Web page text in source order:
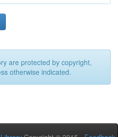
are protected by copyright,
otherwise indicated.